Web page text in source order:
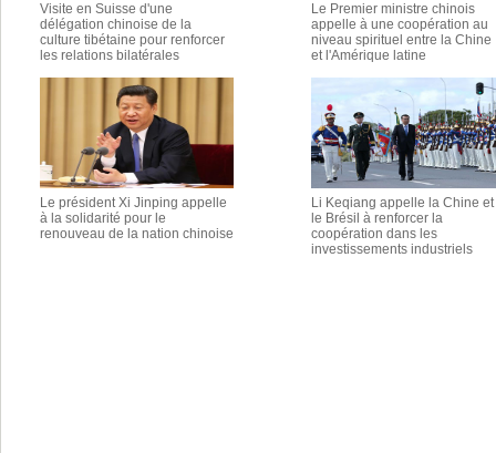
Visite en Suisse d'une
délégation chinoise de la
culture tibétaine pour renforcer
les relations bilatérales
Le Premier ministre chinois
appelle à une coopération au
niveau spirituel entre la Chine
et l'Amérique latine
Le président Xi Jinping appelle
à la solidarité pour le
renouveau de la nation chinoise
Li Keqiang appelle la Chine et
le Brésil à renforcer la
coopération dans les
investissements industriels